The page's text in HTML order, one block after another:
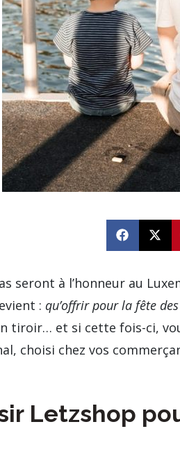
seront à l’honneur au
: qu’offrir pour la fête
tiroir… et si cette fois-ci,
choisi chez vos
Letzshop